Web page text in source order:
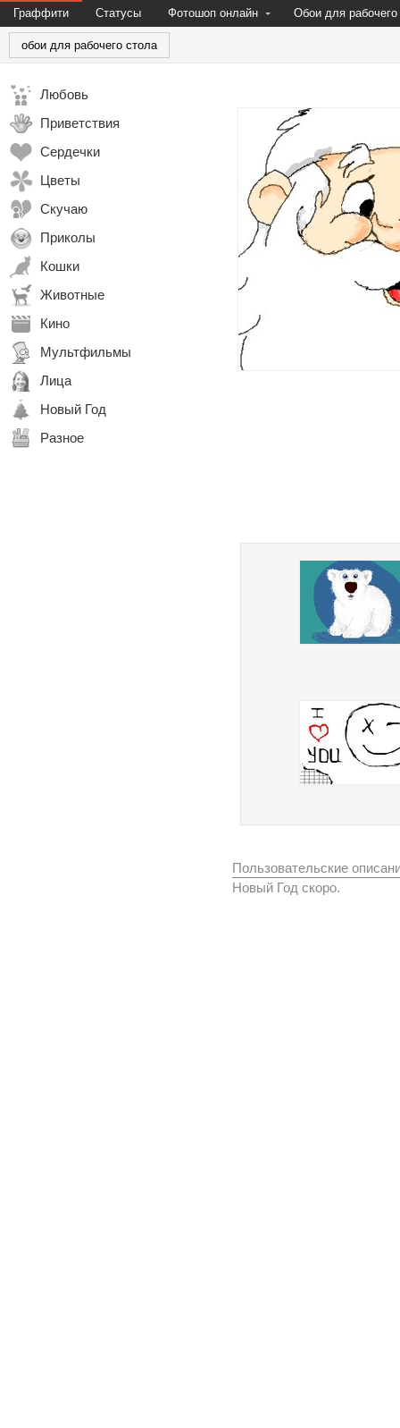
Граффити Статусы Фотошоп онлайн Обои для рабочего
обои для рабочего стола
Любовь
Приветствия
Сердечки
Цветы
Скучаю
Приколы
Кошки
Животные
Кино
Мультфильмы
Лица
Новый Год
Разное
Пользовательские
Новый Год скоро.